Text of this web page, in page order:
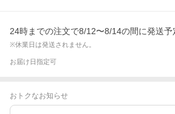
24時までの注文で8/12〜8/14の間に発送予
※休業日は発送されません。
お届け日指定可
おトクなお知らせ